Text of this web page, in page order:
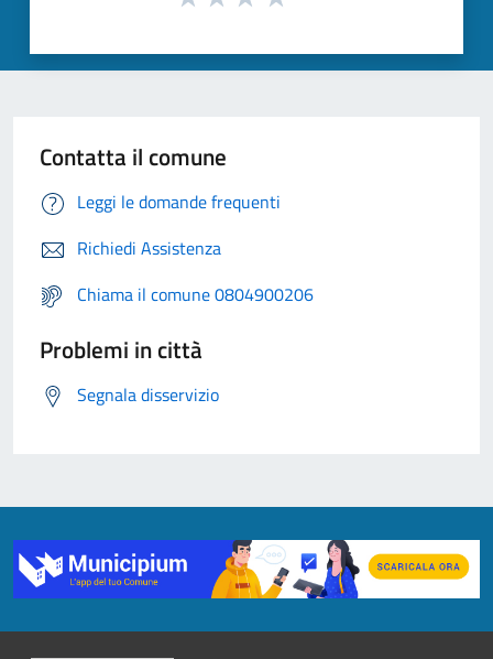
Contatta il comune
Leggi le domande frequenti
Richiedi Assistenza
Chiama il comune 0804900206
Problemi in città
Segnala disservizio